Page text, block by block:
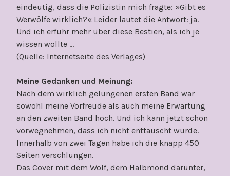
eindeutig, dass die Polizistin mich fragte: »Gibt es
Werwölfe wirklich?« Leider lautet die Antwort: ja.
Und ich erfuhr mehr über diese Bestien, als ich je
wissen wollte …
(Quelle: Internetseite des Verlages)
Meine Gedanken und Meinung:
Nach dem wirklich gelungenen ersten Band war
sowohl meine Vorfreude als auch meine Erwartung
an den zweiten Band hoch. Und ich kann jetzt schon
vorwegnehmen, dass ich nicht enttäuscht wurde.
Innerhalb von zwei Tagen habe ich die knapp 450
Seiten verschlungen.
Das Cover mit dem Wolf, dem Halbmond darunter,